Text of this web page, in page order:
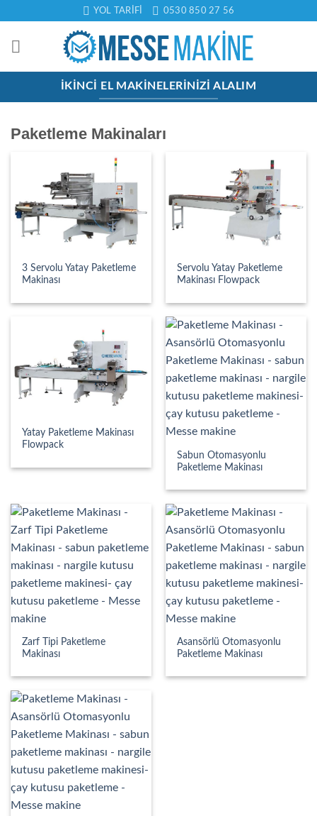
YOL TARIFI 0530 850 27 56
İKINCI EL MAKINELERINIZI ALALIM
Paketleme Makinaları
3 Servolu Yatay Paketleme
Makinası
Servolu Yatay Paketleme
Makinası Flowpack
Yatay Paketleme Makinası
Flowpack
Sabun Otomasyonlu
Paketleme Makinası
Zarf Tipi Paketleme
Makinası
Asansörlü Otomasyonlu
Paketleme Makinası